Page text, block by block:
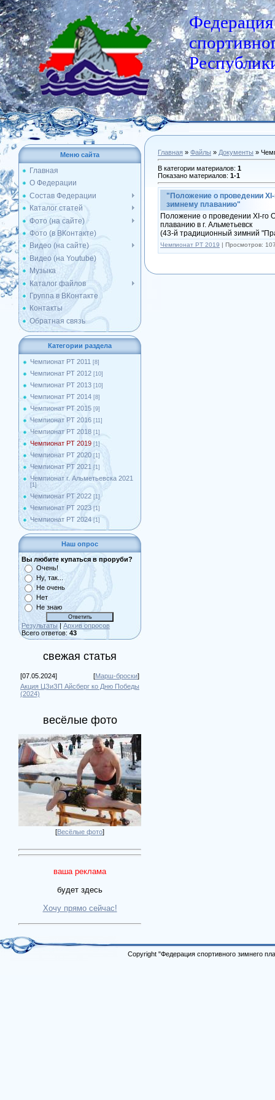
Федерация
Меню сайта
Главная
О Федерации
Состав Федерации
Каталог статей
Фото (на сайте)
Фото (в ВКонтакте)
Видео (на сайте)
Видео (на Youtube)
Музыка
Каталог файлов
Группа в ВКонтакте
Контакты
Обратная связь
Категории раздела
Чемпионат РТ 2011 [8]
Чемпионат РТ 2012 [10]
Чемпионат РТ 2013 [10]
Чемпионат РТ 2014 [8]
Чемпионат РТ 2015 [9]
Чемпионат РТ 2016 [11]
Чемпионат РТ 2018 [1]
Чемпионат РТ 2019 [1]
Чемпионат РТ 2020 [1]
Чемпионат РТ 2021 [1]
Чемпионат г. Альметьевска 2021
[1]
Чемпионат РТ 2022 [1]
Чемпионат РТ 2023 [1]
Чемпионат РТ 2024 [1]
Наш опрос
Вы любите купаться в проруби?
Очень!
Ну, так...
Не очень
Нет
Не знаю
Результаты | Архив опросов
Всего ответов: 43
свежая статья
[07.05.2024] [Марш-броски]
Акция ЦЗиЗП Айсберг ко Дню Победы
(2024)
весёлые фото
[Весёлые фото]
ваша реклама
будет здесь
Хочу прямо сейчас!
Главная » Файлы » Документы »
В категории материалов: 1
Показано материалов: 1-1
"Положение о проведении
зимнему плаванию"
Положение о проведении ХI-го
плаванию в г. Альметьевск
(43-й традиционный зимний
Чемпионат РТ 2019 | Просмотров:
Copyright "Федерация спортивного зимнего